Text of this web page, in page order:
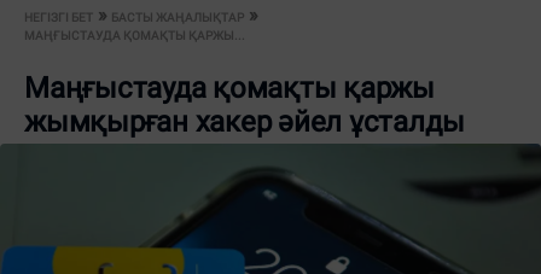
НЕГІЗГІ БЕТ
БАСТЫ ЖАҢАЛЫҚТАР
МАҢҒЫСТАУДА ҚОМАҚТЫ ҚАРЖЫ...
Маңғыстауда қомақты қаржы
жымқырған хакер әйел ұсталды